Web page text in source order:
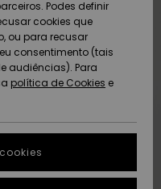
Podes definir
cookies que
ou para recusar
consentimento (tais
audiências). Para
política de Cookies e